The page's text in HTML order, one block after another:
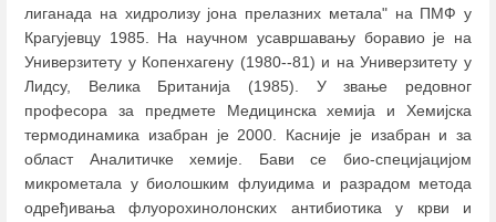
лиганада на хидролизу јона прелазних метала" на ПМФ у
Крагујевцу 1985. На научном усавршавању боравио је на
Универзитету у Копенхагену (1980--81) и на Универзитету у
Лидсу, Велика Британија (1985). У звање редовног
професора за предмете Медицинска хемија и Хемијска
термодинамика изабран је 2000. Касније је изабран и за
област Аналитичке хемије. Бави се био-специјацијом
микрометала у биолошким флуидима и разрадом метода
одређивања флуорохинолонских антибиотика у крви и